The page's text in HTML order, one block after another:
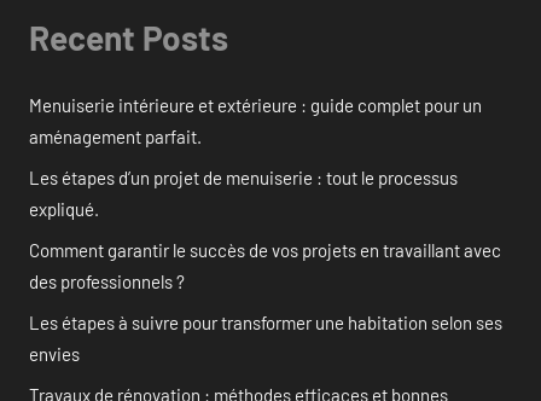
Recent Posts
Menuiserie intérieure et extérieure : guide complet pour un
aménagement parfait.
Les étapes d’un projet de menuiserie : tout le processus
expliqué.
Comment garantir le succès de vos projets en travaillant avec
des professionnels ?
Les étapes à suivre pour transformer une habitation selon ses
envies
Travaux de rénovation : méthodes efficaces et bonnes